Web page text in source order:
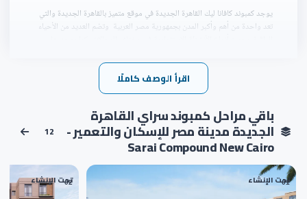
يوجد كمبوند كافانا ليك القاهرة الجديدة في موقع متميز بالقاهرة الجديدة والتي
تعد واحدة من أهم وأكبر المدن بجمهورية مصر العربية وتضم العديد من الأحياء
الدولية، بالإضافة إلى وجود العديد من البنوك والمصالح الحكومية وغيرها
يضم كافانا سراي وحدات سكنية فاخرة متنوعة تتمثل في التوين هاوس والتاون
تتميز الأسعار في cavana التي أعلن عنها المطور العقاري بأنها على درجة عالية
من المرونة وأنظمة سداد مريحة ومتعددة لتناسب أكبر شريحة من العملاء
والمستثمرين المستهدفين.
موقع كمبوندكافانا ليك
إذا كنت تريد العيش مع أطفالك في مكان مميز محاط بالعديد من الخدمات ويمتاز
اقرأ الوصف كاملًا
باقي مراحل كمبوند سراي القاهرة
الجديدة مدينة مصر للإسكان والتعمير -
Sarai Compound New Cairo
12
تحت الإنشاء
01 تحت الإنشاء
02